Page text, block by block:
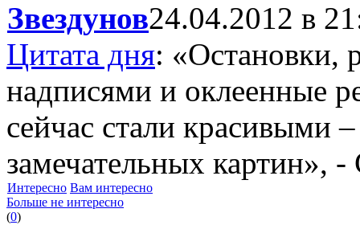
Звездунов24.04.2012 в
Цитата дня: «Остановки,
надписями и оклеенные
сейчас стали красивыми
замечательных картин»,
Интересно Вам интересно
Больше не интересно
(0)